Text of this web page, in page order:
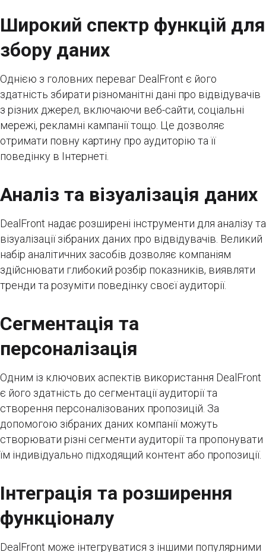
Широкий спектр функцій для
збору даних
Однією з головних переваг DealFront є його
здатність збирати різноманітні дані про відвідувачів
з різних джерел, включаючи веб-сайти, соціальні
мережі, рекламні кампанії тощо. Це дозволяє
отримати повну картину про аудиторію та її
поведінку в Інтернеті.
Аналіз та візуалізація даних
DealFront надає розширені інструменти для аналізу та
візуалізації зібраних даних про відвідувачів. Великий
набір аналітичних засобів дозволяє компаніям
здійснювати глибокий розбір показників, виявляти
тренди та розуміти поведінку своєї аудиторії.
Сегментація та
персоналізація
Одним із ключових аспектів використання DealFront
є його здатність до сегментації аудиторії та
створення персоналізованих пропозицій. За
допомогою зібраних даних компанії можуть
створювати різні сегменти аудиторії та пропонувати
їм індивідуально підходящий контент або пропозиції.
Інтеграція та розширення
функціоналу
DealFront може інтегруватися з іншими популярними